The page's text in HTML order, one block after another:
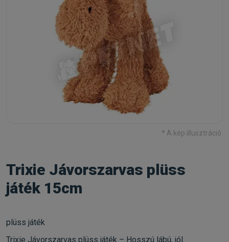
* A kép illusztráció.
Trixie Jávorszarvas plüss
játék 15cm
plüss játék
Trixie Jávorszarvas plüss játék – Hosszú lábú, jól